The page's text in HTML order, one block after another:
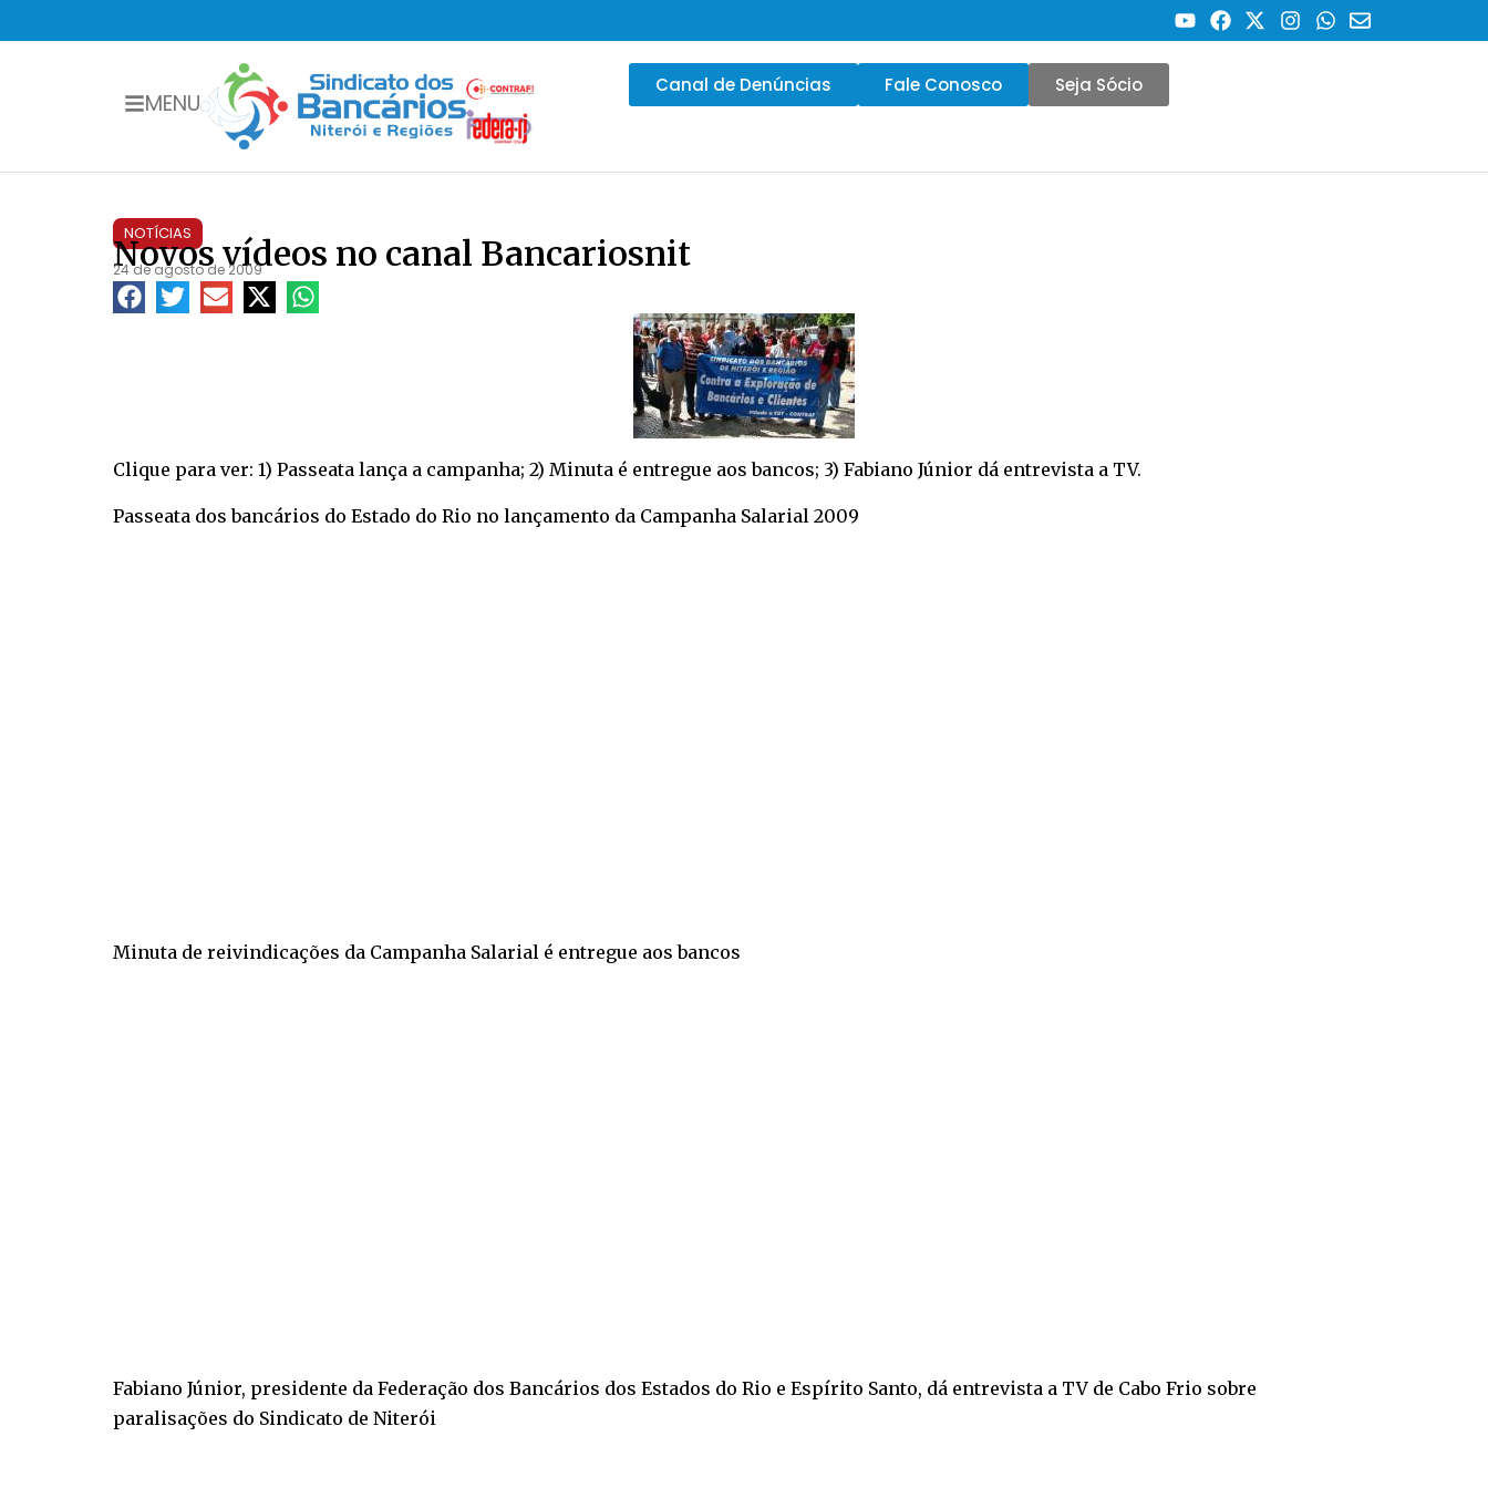
MENU
Canal de Denúncias Fale Conosco Seja Sócio
NOTÍCIAS
Novos vídeos no canal Bancariosnit
24 de agosto de 2009
Clique para ver: 1) Passeata lança a campanha; 2) Minuta é entregue aos bancos; 3) Fabiano Júnior dá entrevista a TV.
Passeata dos bancários do Estado do Rio no lançamento da Campanha Salarial 2009
Minuta de reivindicações da Campanha Salarial é entregue aos bancos
Fabiano Júnior, presidente da Federação dos Bancários dos Estados do Rio e Espírito Santo, dá entrevista a TV de Cabo Frio sobre
paralisações do Sindicato de Niterói